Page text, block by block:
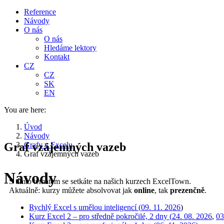
Reference
Návody
O nás
O nás
Hledáme lektory
Kontakt
CZ
CZ
SK
EN
You are here:
Úvod
Návody
Grafy v Excelu
Graf vzájemných vazeb
Návody
Graf vzájemných vazeb
S tímto tématem se setkáte na našich kurzech ExcelTown.
Aktuálně: kurzy můžete absolvovat jak online, tak prezenčně.
Rychlý Excel s umělou inteligencí (09. 11. 2026)
Kurz Excel 2 – pro středně pokročilé, 2 dny (24. 08. 2026,